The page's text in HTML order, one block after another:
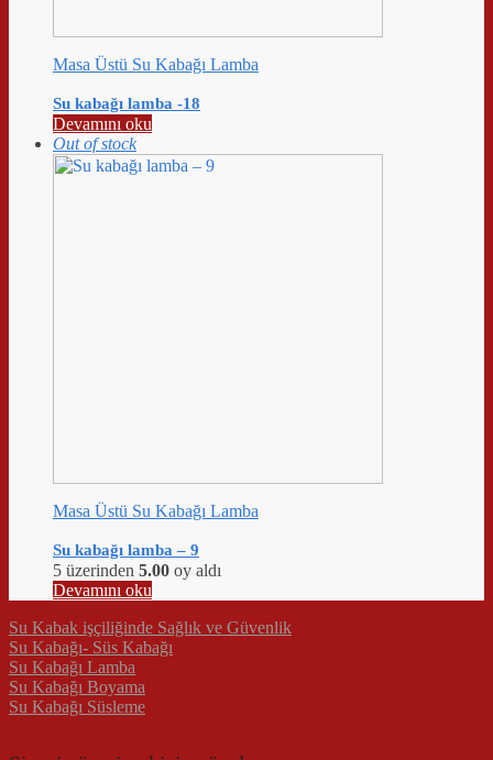
Masa Üstü Su Kabağı Lamba
Su kabağı lamba -18
Devamını oku
Out of stock
Masa Üstü Su Kabağı Lamba
Su kabağı lamba – 9
5 üzerinden 5.00 oy aldı
Devamını oku
Su Kabak işçiliğinde Sağlık ve Güvenlik
Su Kabağı- Süs Kabağı
Su Kabağı Lamba
Su Kabağı Boyama
Su Kabağı Süsleme